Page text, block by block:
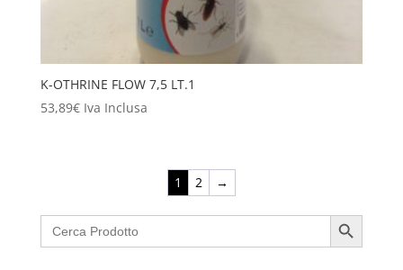
K-OTHRINE FLOW 7,5 LT.1
53,89€ Iva Inclusa
1 2 →
Search
for:
Search Button